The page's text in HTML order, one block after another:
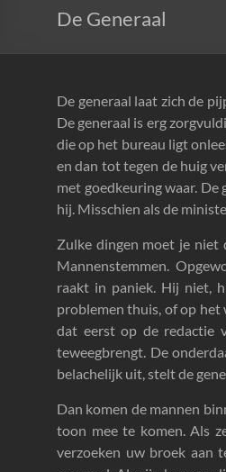
De Generaal
De generaal laat zich de
De generaal is erg
die op het bureau ligt
en dan tot tegen de huig
met goedkeuring waar. De
hij. Misschien als de
Zulke dingen moet je niet
Mannenstemmen.
raakt in paniek. Hij niet,
problemen thuis, of op
dat eerst op de redactie
teweegbrengt. De
belachelijk uit, stelt de
Dan komen de mannen
toon mee te komen. Als
verzoeken uw broek aan